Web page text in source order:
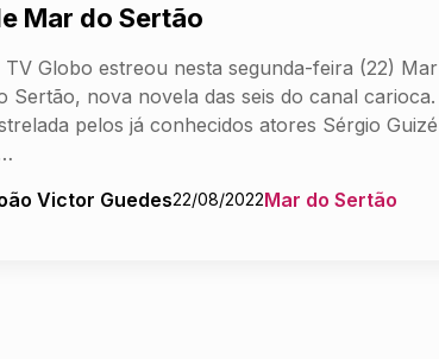
Mar do Sertão
TV Globo estreou nesta segunda-feira (22) Mar
Sertão, nova novela das seis do canal carioca.
pelos já conhecidos atores Sérgio Guizé
Victor Guedes22/08/2022Mar do Sertão